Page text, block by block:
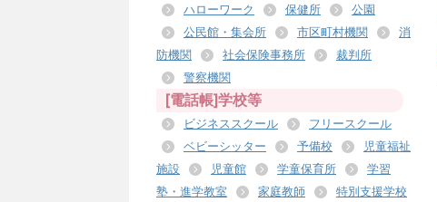
ハローワーク 保健所
公園
公民館・集会所
市区町村機関
消
防機関
社会保険事務所
裁判所
警察機関
[電話帳]学校等
ビジネススクール
フリースクール
ベビーシッター
予備校
児童福祉
施設
児童館 学童保育所
学習
塾・進学教室
家庭教師
特別支援学校